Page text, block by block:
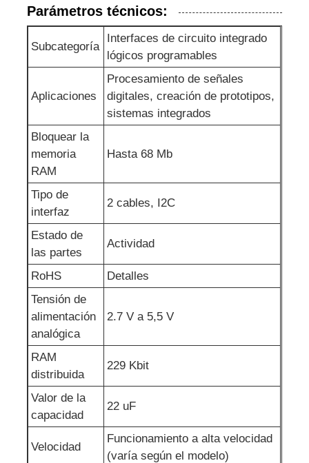
Circuitos integrados de RF
Componentes electrónicos
Programación de PLC
Módulo GPS
Módulo de Radiofrecuencia
Módulo de energía
Retransmisión de estado sólido
Antena de la comunicación
Conector
Parámetros técnicos:
Subcategoría
Interfaces de circuito integrado
lógicos programables
Aplicaciones
Procesamiento de señales
digitales, creación de prototipos,
sistemas integrados
Bloquear la
memoria
RAM
Hasta 68 Mb
Tipo de
interfaz
2 cables, I2C
Estado de
las partes
Actividad
RoHS
Detalles
Tensión de
alimentación
analógica
2.7 V a 5,5 V
RAM
distribuida
229 Kbit
Valor de la
capacidad
22 uF
Velocidad
Funcionamiento a alta velocidad
(varía según el modelo)